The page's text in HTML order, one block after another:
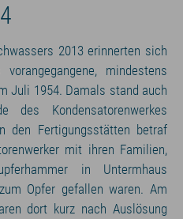
2013 erinnerten sich
mindestens
Juli 1954. Damals stand auch
des Kondensatorenwerkes
den Fertigungsstätten betraf
mit ihren Familien,
in Untermhaus
Opfer gefallen waren. Am
dort kurz nach Auslösung